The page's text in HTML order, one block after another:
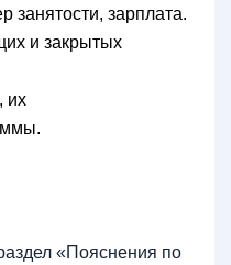
занятости, зарплата.
и закрытых
их
«Пояснения по